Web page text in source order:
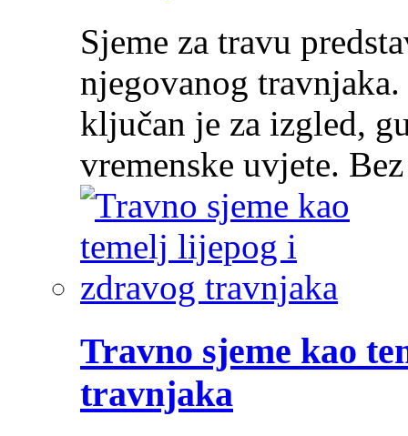
Sjeme za travu
njegovanog
ključan je za izgled,
vremenske uvjete.
Travno sjeme kao
travnjaka